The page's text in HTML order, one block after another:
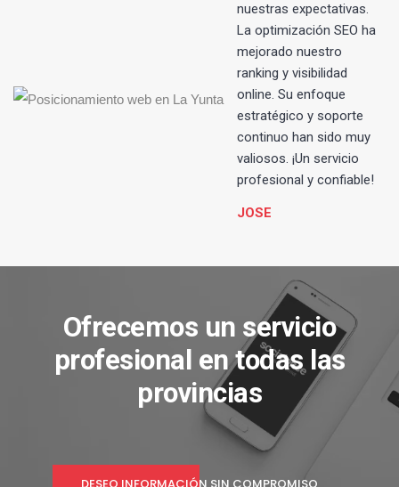
nuestras expectativas.
La optimización SEO ha
mejorado nuestro
ranking y visibilidad
online. Su enfoque
estratégico y soporte
continuo han sido muy
valiosos. ¡Un servicio
profesional y confiable!
JOSE
Ofrecemos un servicio
profesional en todas las
provincias